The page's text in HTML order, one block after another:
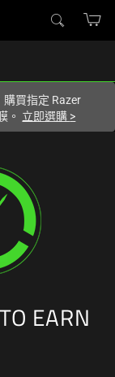
買指定 Razer
。 立即選購 >
EARN